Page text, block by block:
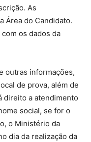
As
Área do Candidato.
os dados da
outras informações,
de prova, além de
direito a atendimento
social, se for o
o Ministério da
dia da realização da